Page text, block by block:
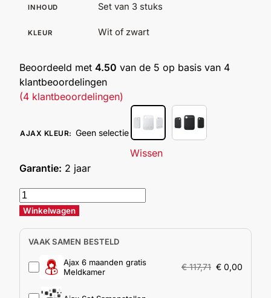
INHOUD Set van 3 stuks
KLEUR Wit of zwart
Beoordeeld met 4.50 van de 5 op basis van 4
klantbeoordelingen
(4 klantbeoordelingen)
AJAX KLEUR: Geen selectie
Wissen
Garantie: 2 jaar
Winkelwagen
VAAK SAMEN BESTELD
Ajax 6 maanden gratis
Meldkamer
€117,71 € 0,00